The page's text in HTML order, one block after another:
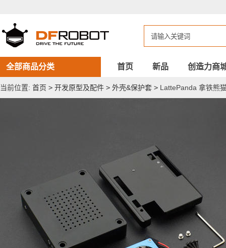
熊
猫
铝
合
金
外
壳
全部商品分类 首页 新品 创造力商
当前位置: 首页 > 开发原型及配件 > 外壳&保护套 > LattePanda 拿铁熊